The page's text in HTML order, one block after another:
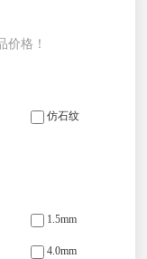
价格！
仿石纹
1.5mm
4.0mm